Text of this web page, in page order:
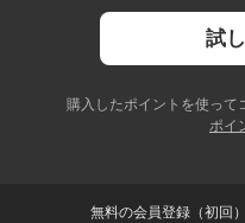
試
購入したポイントを使って
ポイ
無料の会員登録（初回